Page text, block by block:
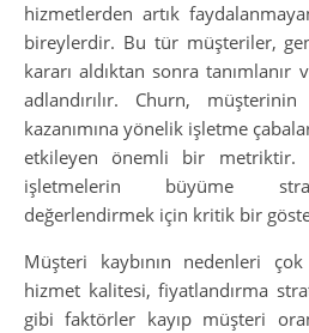
hizmetlerden artık
bireylerdir. Bu tür müşteriler,
kararı aldıktan sonra
adlandırılır. Churn,
kazanımına yönelik işletme
etkileyen önemli bir metriktir.
işletmelerin büyüme
değerlendirmek için kritik bir
Müşteri kaybının nedenleri
hizmet kalitesi, fiyatlandırma
gibi faktörler kayıp müşteri